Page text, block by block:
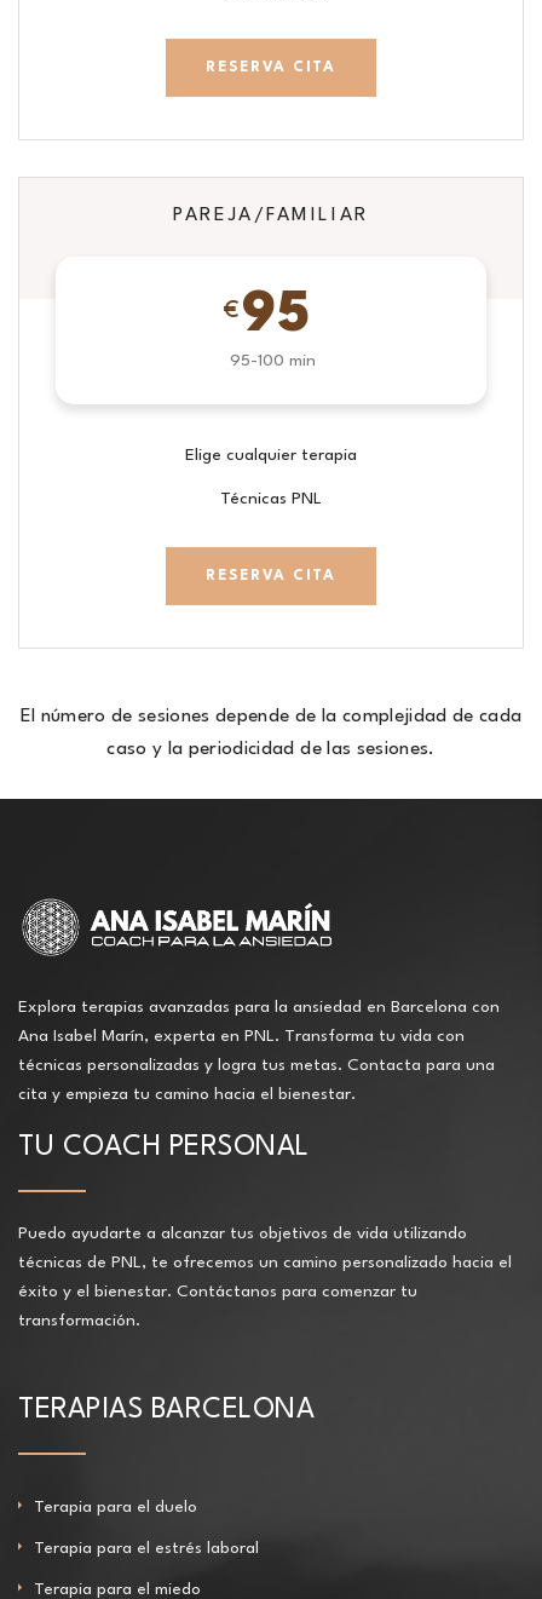
RESERVA CITA
PAREJA/FAMILIAR
€ 95
95-100 min
Elige cualquier terapia
Técnicas PNL
RESERVA CITA
El número de sesiones depende de la complejidad de cada
caso y la periodicidad de las sesiones.
Explora terapias avanzadas para la ansiedad en Barcelona con
Ana Isabel Marín, experta en PNL. Transforma tu vida con
técnicas personalizadas y logra tus metas. Contacta para una
cita y empieza tu camino hacia el bienestar.
TU COACH PERSONAL
Puedo ayudarte a alcanzar tus objetivos de vida utilizando
técnicas de PNL, te ofrecemos un camino personalizado hacia el
éxito y el bienestar. Contáctanos para comenzar tu
transformación.
TERAPIAS BARCELONA
Terapia para el duelo
Terapia para el estrés laboral
Terapia para el miedo